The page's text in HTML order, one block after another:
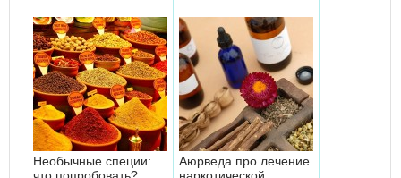
Необычные специи:
что попробовать?
Аюрведа про лечение
наркотической